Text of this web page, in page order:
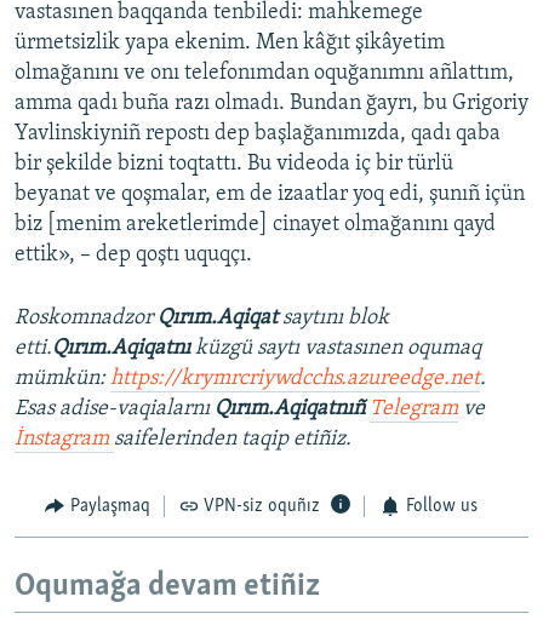
vastasınen baqqanda tenbiledi: mahkemege
ürmetsizlik yapa ekenim. Men kâğıt şikâyetim
olmağanını ve onı telefonımdan oquğanımnı añlattım,
amma qadı buña razı olmadı. Bundan ğayrı, bu Grigoriy
Yavlinskiyniñ repostı dep başlağanımızda, qadı qaba
bir şekilde bizni toqtattı. Bu videoda iç bir türlü
beyanat ve qoşmalar, em de izaatlar yoq edi, şunıñ içün
biz [menim areketlerimde] cinayet olmağanını qayd
ettik», – dep qoştı uquqçı.
Roskomnadzor Qırım.Aqiqatsaytını blok
etti.Qırım.Aqiqatnıküzgü saytı vastasınen oqumaq
mümkün:https://krymrcriywdcchs.azureedge.net.
Esas adise-vaqialarnı Qırım.Aqiqatnıñ Telegram ve
İnstagram saifelerinden taqip etiñiz.
Paylaşmaq VPN-siz oquñız Follow us
Oqumağa devam etiñiz